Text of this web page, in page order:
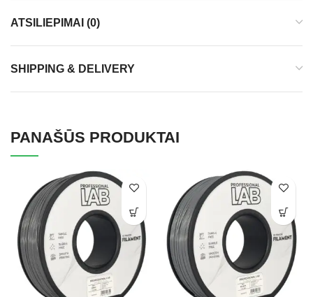
ATSILIEPIMAI (0)
SHIPPING & DELIVERY
PANAŠŪS PRODUKTAI